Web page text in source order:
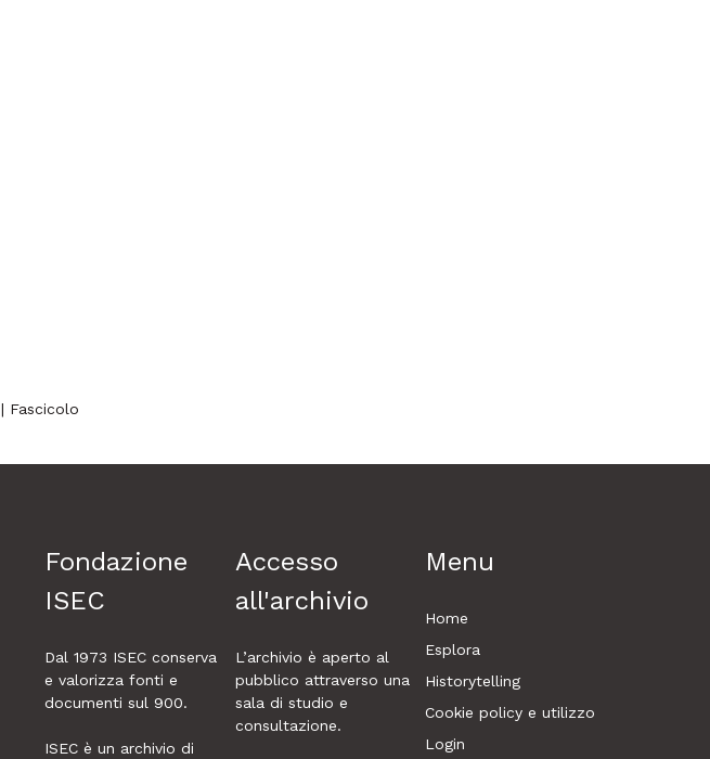
| Fascicolo
Fondazione
ISEC
Dal 1973 ISECconserva
e valorizza fonti e
documenti sul 900.
ISEC è un archivio di
Accesso
all'archivio
L’archivio è aperto al
pubblico attraverso una
sala di studio e
consultazione.
Menu
Home
Esplora
Historytelling
Cookie policy e utilizzo
Login